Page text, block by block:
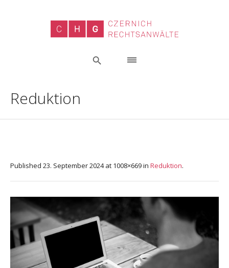
Reduktion
Published 23. September 2024at 1008×669 in Reduktion.